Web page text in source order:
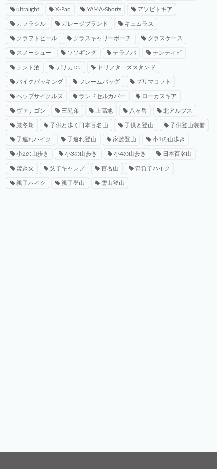
ultralight X-Pac YAMA-Shorts アソビトギア
カフラシル ガレージブランド キュムラス
クラフトビール グラスキャリーポーチ グラスケース
スノーシュー ソソギング テラノバ テンティピ
テント泊 デリカD5 ドリフターズスタンド
バイクパッキング フレームバッグ プリマロフト
ペップサイクルズ ランドセルカバー ローカスギア
ヴァナゴン 三兄弟 上高地 八ヶ岳 北アルプス
厳冬期 子供と歩く日本百名山 子供と登山 子供登山装備
子連れハイク 子連れ登山 家族登山 小1の山歩き
小2の山歩き 小3の山歩き 小4の山歩き 日本百名山
焚き火 父子キャンプ 百名山 背負子ハイク
親子ハイク 親子登山 雪山登山